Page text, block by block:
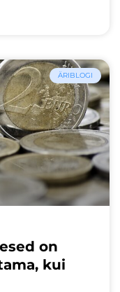
ÄRIBLOGI
on
kui